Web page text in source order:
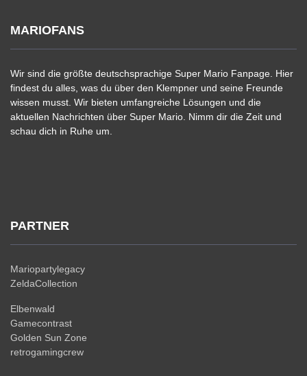
MARIOFANS
Wir sind die größte deutschsprachige Super Mario Fanpage. Hier
findest du alles, was du über den Klempner und seine Freunde
wissen musst. Wir bieten umfangreiche Lösungen und die
aktuellen Nachrichten über Super Mario. Nimm dir die Zeit und
schau dich in Ruhe um.
PARTNER
Mariopartylegacy
ZeldaCollection
Elbenwald
Gamecontrast
Golden Sun Zone
retrogamingcrew